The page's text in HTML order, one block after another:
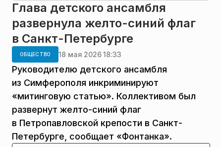
Глава детского ансамбля
развернула желто-синий флаг
в Санкт-Петербурге
ОБЩЕСТВО 18 мая 2026 18:33
Руководителю детского ансамбля
из Симферополя инкриминируют
«митинговую статью». Коллективом был
развернут желто-синий флаг
в Петропавловской крепости в Санкт-
Петербурге, сообщает «Фонтанка».